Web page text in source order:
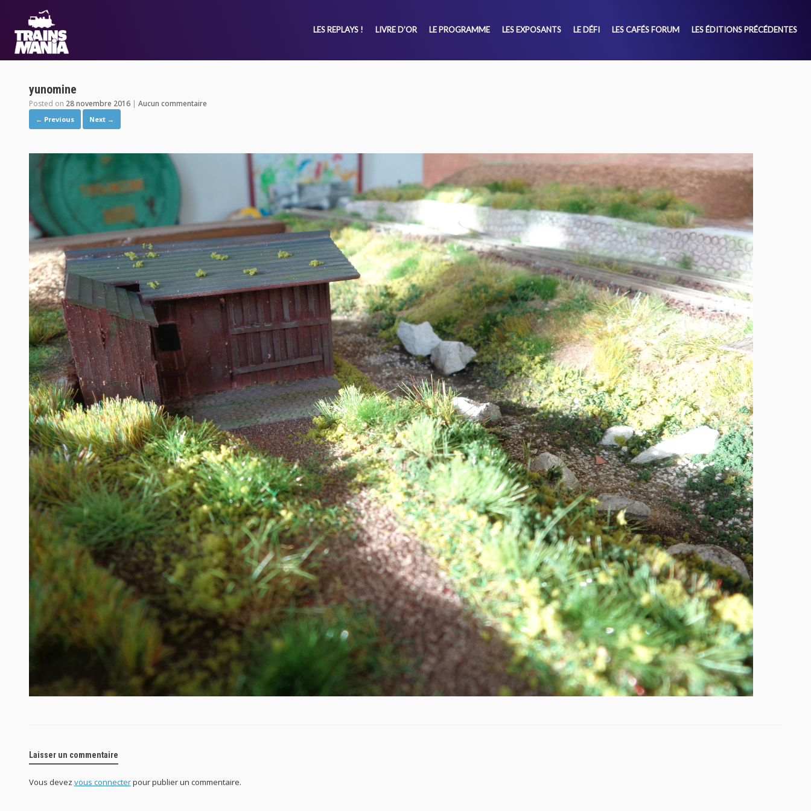
LES REPLAYS ! LIVRE D’OR LE PROGRAMME LES EXPOSANTS LE DÉFI LES CAFÉS FORUM LES ÉDITIONS PRÉCÉDENTES
yunomine
Posted on 28 novembre 2016| Aucun commentaire
← Previous Next →
Laisser un commentaire
Vous devez vous connecterpour publier un commentaire.